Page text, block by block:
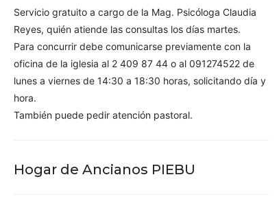
Servicio gratuito a cargo de la Mag. Psicóloga Claudia
Reyes, quién atiende las consultas los días martes.
Para concurrir debe comunicarse previamente con la
oficina de la iglesia al 2 409 87 44 o al 091274522 de
lunes a viernes de 14:30 a 18:30 horas, solicitando día y
hora.
También puede pedir atención pastoral.
Hogar de Ancianos PIEBU